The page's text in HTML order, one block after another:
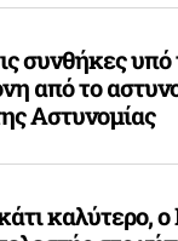
συνθήκες υπό
από το
Αστυνομίας
καλύτερο,